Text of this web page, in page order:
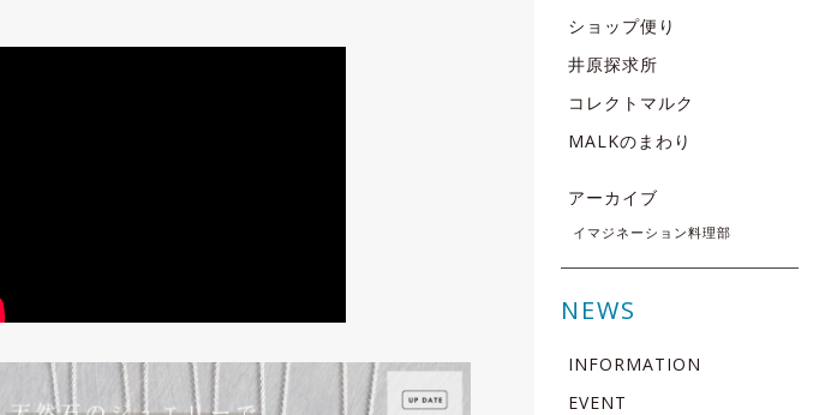
ショップ便り
井原探求所
コレクトマルク
MALKのまわり
アーカイブ
イマジネーション料理部
NEWS
INFORMATION
EVENT